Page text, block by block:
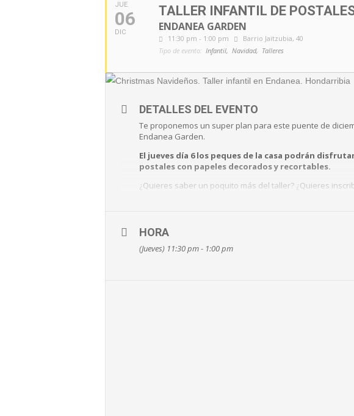
JUE
06
DIC
TALLER INFANTIL DE
ENDANEA GARDEN
11:30 pm - 1:00 pm
Barrio Jaitzubia, 40
Tipo de evento: Infantil, Navidad, Talleres
DETALLES DEL EVENTO
Te proponemos un super plan para este puente de
Endanea Garden.
El jueves día 6 los peques de la casa podrán
postales con papeles decorados y recortables.
¿Quieres saber un poquito más del taller? ¿Quieres
Llama por teléfono al 943 64 17 10
Escribe un correo ainfo@endanea.com
HORA
(Jueves) 11:30 pm - 1:00 pm